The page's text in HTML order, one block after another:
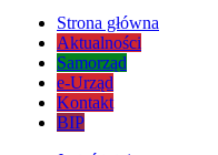
Strona główna
Aktualności
Samorząd
e-Urząd
Kontakt
BIP